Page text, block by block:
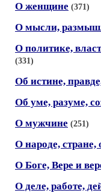
О женщине (371)
О мысли,
О политике,
(331)
Об истине,
Об уме, разуме,
О мужчине (251)
О народе, стране,
О Боге, Вере и
О деле, работе,